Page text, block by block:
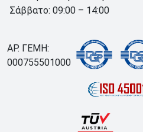
Σάββατο: 09:00 – 14:00
ΑΡ. ΓΕΜΗ:
000755501000